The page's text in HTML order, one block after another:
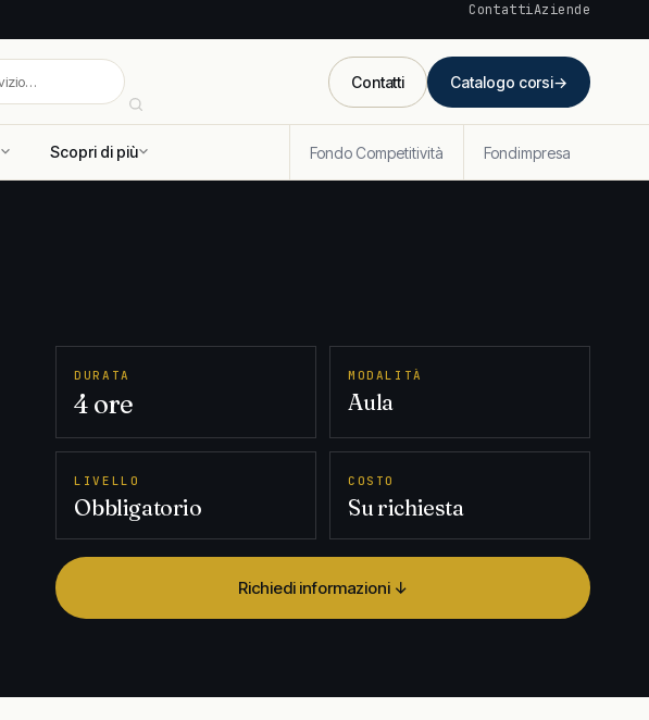
ContattiAziende
Contatti Catalogo corsi→
Scopri di più Fondo Competitività Fondimpresa
DURATA
4 ore
MODALITÀ
Aula
LIVELLO
Obbligatorio
COSTO
Su richiesta
Richiedi informazioni ↓